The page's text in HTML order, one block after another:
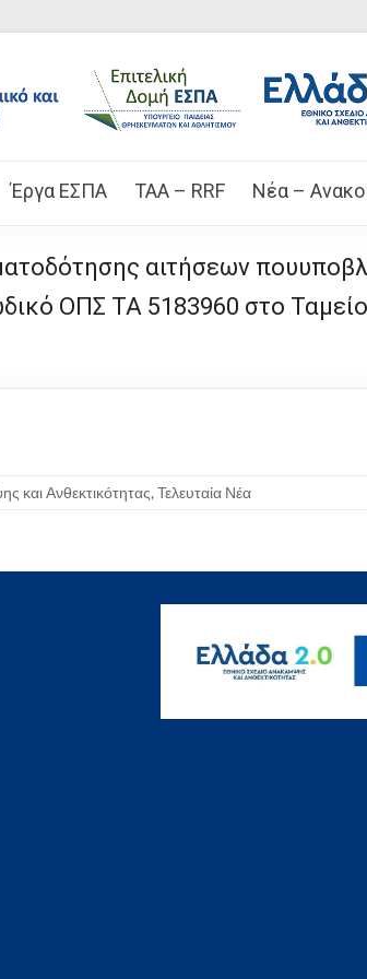
Έργα ΕΣΠΑ TAA – RRF Νέα –
αιτήσεων
ΟΠΣ ΤΑ 5183960 στο
και Ανθεκτικότητας, Τελευταία Νέα